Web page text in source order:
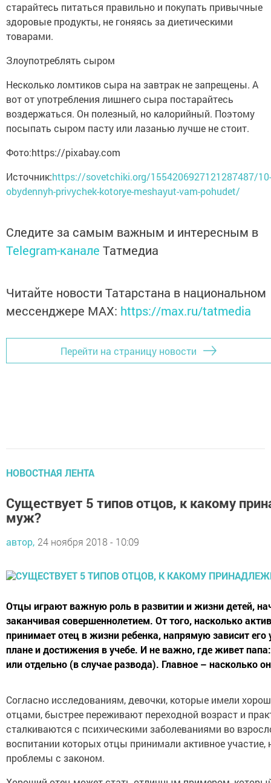
старайтесь питаться правильно и покупать привычные
здоровые продукты, не гоняясь за диетическими
товарами.
Злоупотреблять сыром
Несколько ломтиков сыра на завтрак не запрещены. А
вот от употребления лишнего сыра постарайтесь
воздержаться. Он полезный, но калорийный. Поэтому
посыпать сыром пасту или лазанью лучше не стоит.
Фото:https://pixabay.com
Источник:https://sovetchiki.org/1554206927121287487/10-
obydennyh-privychek-kotorye-meshayut-vam-pohudet/
Следите за самым важным и интересным в
Telegram-канале Татмедиа
Читайте новости Татарстана в национальном
мессенджере MАХ: https://max.ru/tatmedia
Перейти на страницу новости
НОВОСТНАЯ ЛЕНТА
Существует 5 типов отцов, к какому
муж?
автор, 24 ноября 2018 - 10:09
Отцы играют важную роль в развитии и жизни детей,
заканчивая совершеннолетием. От того, насколько
принимает отец в жизни ребенка, напрямую зависит его
плане и достижения в учебе. И не важно, где живет
или отдельно (в случае развода). Главное – насколько
Согласно исследованиям, девочки, которые имели
отцами, быстрее переживают переходной возраст и
сталкиваются с психическими заболеваниями во
воспитании которых отцы принимали активное
проблемы с законом.